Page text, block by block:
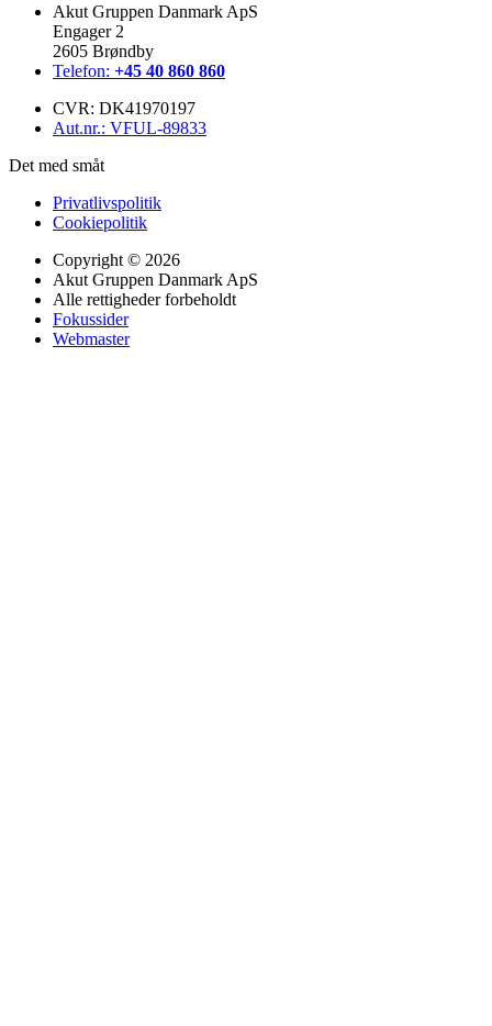
Akut Gruppen Danmark ApS
Engager 2
2605 Brøndby
Telefon: +45 40 860 860
CVR: DK41970197
Aut.nr.: VFUL-89833
Det med småt
Privatlivspolitik
Cookiepolitik
Copyright © 2026
Akut Gruppen Danmark ApS
Alle rettigheder forbeholdt
Fokussider
Webmaster